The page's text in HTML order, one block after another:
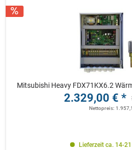
Mitsubishi Heavy FDX71KX6.2
2.329,00 € *
Nettopreis:
Lieferzeit ca. 14-